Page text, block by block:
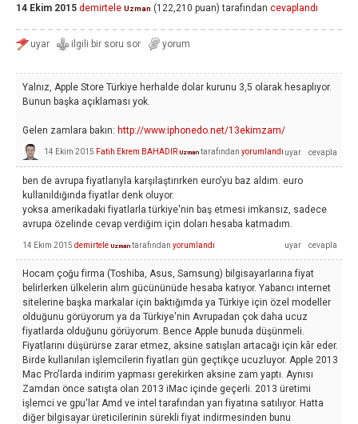
14 Ekim 2015 demirtele Uzman (122,210 puan) tarafından cevaplandı
Yalnız, Apple Store Türkiye herhalde dolar kurunu 3,5 olarak hesaplıyor.
Bunun başka açıklaması yok.
Gelen zamlara bakın: http://www.iphonedo.net/13ekimzam/
14 Ekim 2015 Fatih Ekrem BAHADIR Uzman tarafından yorumlandı
ben de avrupa fiyatlarıyla karşılaştırırken euro'yu baz aldım. euro
kullanıldığında fiyatlar denk oluyor.
yoksa amerikadaki fiyatlarla türkiye'nin baş etmesi imkansız, sadece
avrupa özelinde cevap verdiğim için doları hesaba katmadım.
14 Ekim 2015 demirtele Uzman tarafından yorumlandı
Hocam çoğu firma (Toshiba, Asus, Samsung) bilgisayarlarına fiyat
belirlerken ülkelerin alım gücününüde hesaba katıyor. Yabancı internet
sitelerine başka markalar için baktığımda ya Türkiye için özel modeller
olduğunu görüyorum ya da Türkiye'nin Avrupadan çok daha ucuz
fiyatlarda olduğunu görüyorum. Bence Apple bunuda düşünmeli.
Fiyatlarını düşürürse zarar etmez, aksine satışları artacağı için kâr eder.
Birde kullanılan işlemcilerin fiyatları gün geçtikçe ucuzluyor. Apple 2013
Mac Pro'larda indirim yapması gerekirken aksine zam yaptı. Aynısı
Zamdan önce satışta olan 2013 iMac içinde geçerli. 2013 üretimi
işlemci ve gpu'lar Amd ve intel tarafından yarı fiyatına satılıyor. Hatta
diğer bilgisayar üreticilerinin sürekli fiyat indirmesinden bunu